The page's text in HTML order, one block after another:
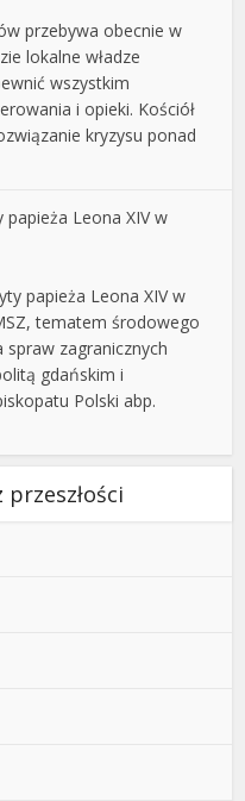
przebywa obecnie w
lokalne władze
wszystkim
i opieki. Kościół
kryzysu ponad
papieża Leona XIV w
papieża Leona XIV w
tematem środowego
zagranicznych
gdańskim i
Polski abp.
przeszłości